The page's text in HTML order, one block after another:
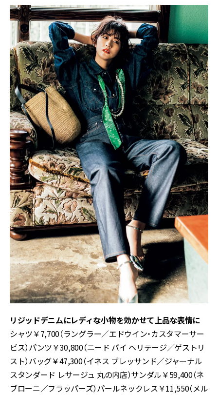
リジッドデニムにレディな小物を効かせて上品な表情に
シャツ￥7,700（ラングラー／エドウイン・カスタマーサー
ビス）パンツ￥30,800（ニード バイ ヘリテージ／ゲストリ
スト）バッグ￥47,300（イネス ブレッサンド／ジャーナル
スタンダード レサージュ 丸の内店）サンダル￥59,400（ネ
ブローニ／フラッパーズ）パールネックレス￥11,550（メル